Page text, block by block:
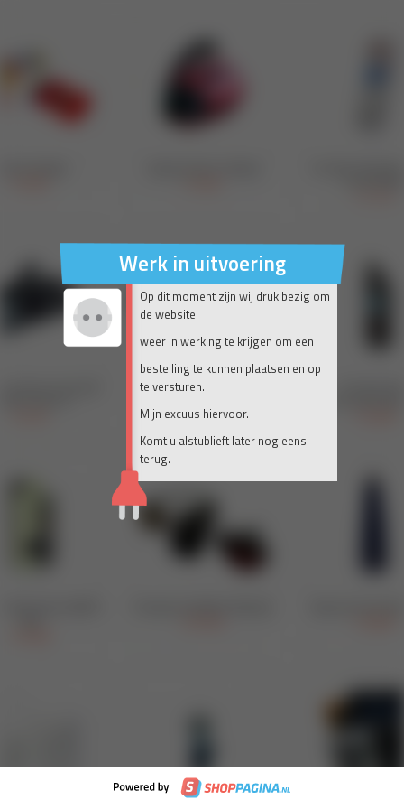
Werk in uitvoering
Op dit moment zijn wij druk bezig om
de website
weer in werking te krijgen om een
bestelling te kunnen plaatsen en op
te versturen.
Mijn excuus hiervoor.
Komt u alstublieft later nog eens
terug.